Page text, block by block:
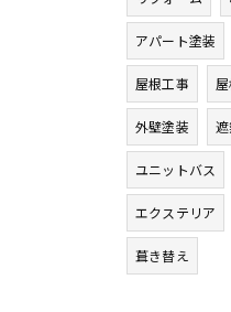
アパート塗装
屋根工事
外壁塗装
ユニットバス
エクステリア
葺き替え